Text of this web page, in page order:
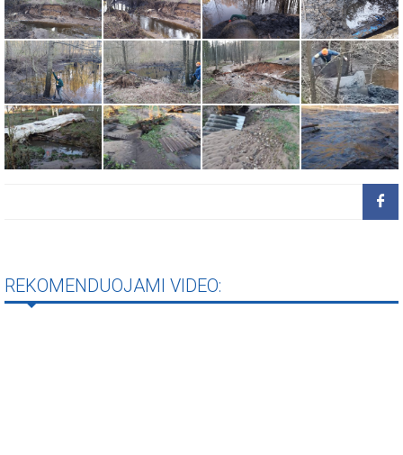
REKOMENDUOJAMI VIDEO: